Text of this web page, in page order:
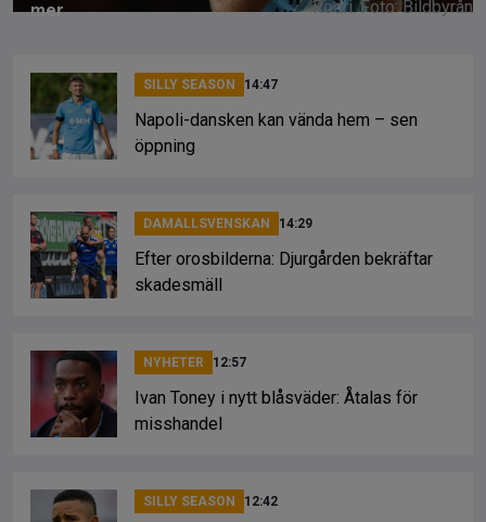
Rodri. Foto: Bildbyrån
mer
SILLY SEASON 14:47
Napoli-dansken kan vända hem – sen
öppning
DAMALLSVENSKAN 14:29
Efter orosbilderna: Djurgården bekräftar
skadesmäll
NYHETER 12:57
Ivan Toney i nytt blåsväder: Åtalas för
misshandel
SILLY SEASON 12:42